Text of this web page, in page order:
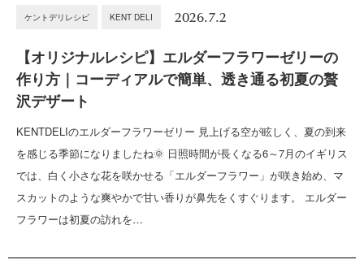
ケントデリレシピ KENT DELI 2026.7.2
【オリジナルレシピ】エルダーフラワーゼリーの
作り方｜コーディアルで簡単、透き通る初夏の贅
沢デザート
KENTDELIのエルダーフラワーゼリー 見上げる空が眩しく、夏の到来
を感じる季節になりましたね🌞 日照時間が長くなる6～7月のイギリス
では、白く小さな花を咲かせる「エルダーフラワー」が咲き始め、マ
スカットのような爽やかで甘い香りが鼻先をくすぐります。 エルダー
フラワーは初夏の訪れを…